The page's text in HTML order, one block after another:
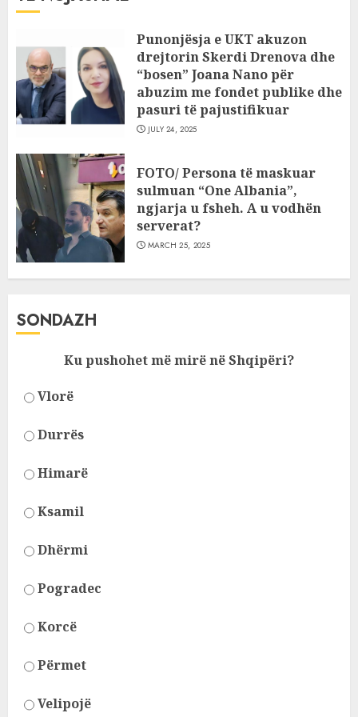
Punonjësja e UKT akuzon
drejtorin Skerdi Drenova dhe
“bosen” Joana Nano për
abuzim me fondet publike dhe
pasuri të pajustifikuar
JULY 24, 2025
FOTO/ Persona të maskuar
sulmuan “One Albania”,
ngjarja u fsheh. A u vodhën
serverat?
MARCH 25, 2025
SONDAZH
Ku pushohet më mirë në Shqipëri?
Vlorë
Durrës
Himarë
Ksamil
Dhërmi
Pogradec
Korcë
Përmet
Velipojë